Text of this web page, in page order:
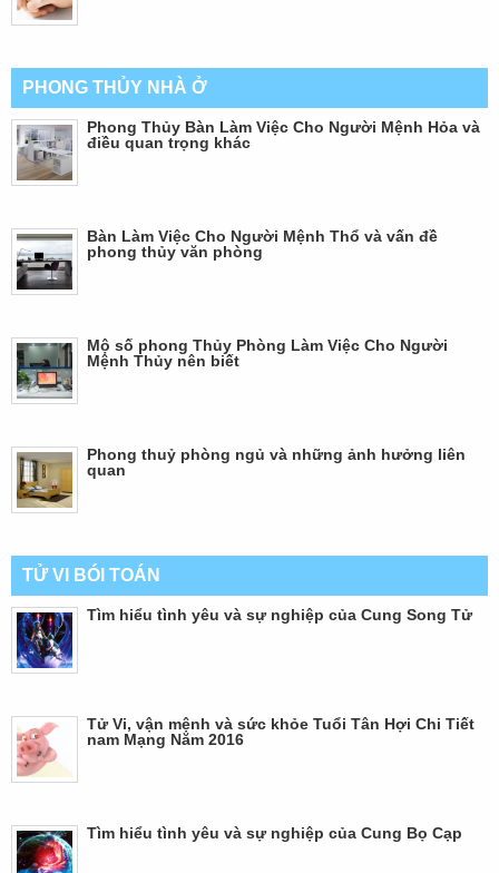
PHONG THỦY NHÀ Ở
Phong Thủy Bàn Làm Việc Cho Người Mệnh Hỏa và
điều quan trọng khác
Bàn Làm Việc Cho Người Mệnh Thổ và vấn đề
phong thủy văn phòng
Mộ số phong Thủy Phòng Làm Việc Cho Người
Mệnh Thủy nên biết
Phong thuỷ phòng ngủ và những ảnh hưởng liên
quan
TỬ VI BÓI TOÁN
Tìm hiểu tình yêu và sự nghiệp của Cung Song Tử
Tử Vi, vận mệnh và sức khỏe Tuổi Tân Hợi Chi Tiết
nam Mạng Năm 2016
Tìm hiểu tình yêu và sự nghiệp của Cung Bọ Cạp